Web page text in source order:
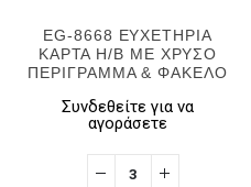
EG-8668 ΕΥΧΕΤΗΡΙΑ
ΚΑΡΤΑ H/B ΜΕ ΧΡΥΣΟ
ΠΕΡΙΓΡΑΜΜΑ & ΦΑΚΕΛΟ
Συνδεθείτε για να
αγοράσετε